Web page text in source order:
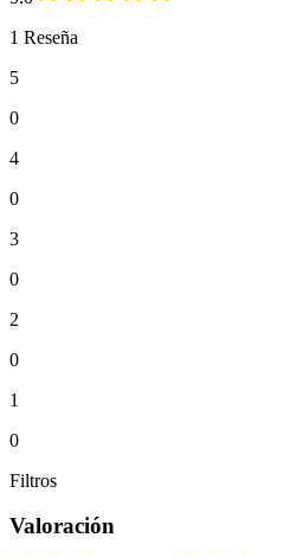
1 Reseña
5
0
4
0
3
0
2
0
1
0
Filtros
Valoración